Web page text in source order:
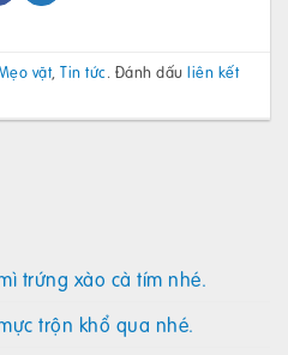
vặt,Tin tức. Đánh dấuliên kết
trứng xào cà tím nhé.
trộn khổ qua nhé.